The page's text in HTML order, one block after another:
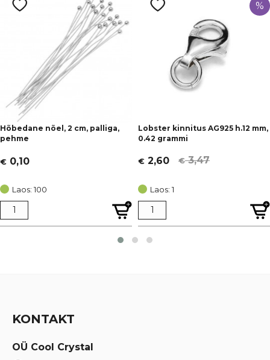
Hõbedane nõel, 2 cm, palliga,
pehme
€ 0,10
Laos: 100
%
Lobster kinnitus AG925 h.12 mm,
0.42 grammi
€3,47
Algne
oli:
€ 3,47.
€ 2,60
Current
is:
€ 2,60.
Laos: 1
KONTAKT
OÜ Cool Crystal